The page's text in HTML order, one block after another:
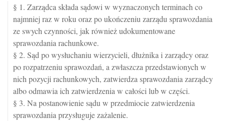
§ 1. Zarządca składa sądowi w wyznaczonych terminach co
najmniej raz w roku oraz po ukończeniu zarządu sprawozdania
ze swych czynności, jak również udokumentowane
sprawozdania rachunkowe.
§ 2. Sąd po wysłuchaniu wierzycieli, dłużnika i zarządcy oraz
po rozpatrzeniu sprawozdań, a zwłaszcza przedstawionych w
nich pozycji rachunkowych, zatwierdza sprawozdania zarządcy
albo odmawia ich zatwierdzenia w całości lub w części.
§ 3. Na postanowienie sądu w przedmiocie zatwierdzenia
sprawozdania przysługuje zażalenie.